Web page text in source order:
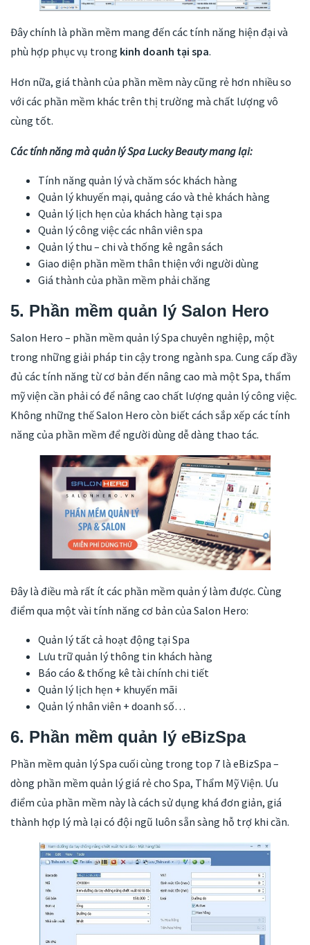
Đây chính là phần mềm mang đến các tính năng hiện đại và
phù hợp phục vụ trong kinh doanh tại spa.
Hơn nữa, giá thành của phần mềm này cũng rẻ hơn nhiều so
với các phần mềm khác trên thị trường mà chất lượng vô
cùng tốt.
Các tính năng mà quản lý Spa Lucky Beauty mang lại:
Tính năng quản lý và chăm sóc khách hàng
Quản lý khuyến mại, quảng cáo và thẻ khách hàng
Quản lý lịch hẹn của khách hàng tại spa
Quản lý công việc các nhân viên spa
Quản lý thu – chi và thống kê ngân sách
Giao diện phần mềm thân thiện với người dùng
Giá thành của phần mềm phải chăng
5. Phần mềm quản lý Salon Hero
Salon Hero – phần mềm quản lý Spa chuyên nghiệp, một
trong những giải pháp tin cậy trong ngành spa. Cung cấp đầy
đủ các tính năng từ cơ bản đến nâng cao mà một Spa, thẩm
mỹ viện cần phải có để nâng cao chất lượng quản lý công việc.
Không những thế Salon Hero còn biết cách sắp xếp các tính
năng của phần mềm để người dùng dễ dàng thao tác.
Đây là điều mà rất ít các phần mềm quản ý làm được. Cùng
điểm qua một vài tính năng cơ bản của Salon Hero:
Quản lý tất cả hoạt động tại Spa
Lưu trữ quản lý thông tin khách hàng
Báo cáo & thống kê tài chính chi tiết
Quản lý lịch hẹn + khuyến mãi
Quản lý nhân viên + doanh số…
6. Phần mềm quản lý eBizSpa
Phần mềm quản lý Spa cuối cùng trong top 7 là eBizSpa –
dòng phần mềm quản lý giá rẻ cho Spa, Thẩm Mỹ Viện. Ưu
điểm của phần mềm này là cách sử dụng khá đơn giản, giá
thành hợp lý mà lại có đội ngũ luôn sẵn sàng hỗ trợ khi cần.